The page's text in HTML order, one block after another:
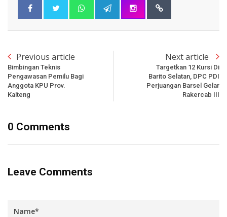
Previous article
Bimbingan Teknis
Pengawasan Pemilu Bagi
Anggota KPU Prov.
Kalteng
Next article
Targetkan 12 Kursi Di
Barito Selatan, DPC PDI
Perjuangan Barsel Gelar
Rakercab III
0 Comments
Leave Comments